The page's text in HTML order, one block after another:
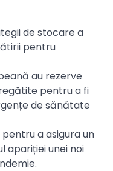
de stocare a
pentru
au rezerve
pentru a fi
de sănătate
a asigura un
apariției unei noi